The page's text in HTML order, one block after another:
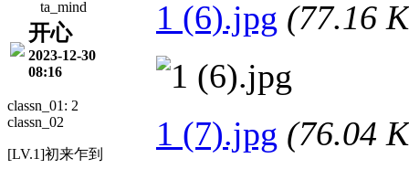
ta_mind
开心
2023-12-30
08:16
classn_01: 2
classn_02
[LV.1]初来乍到
1 (6).jpg (77.16
1 (7).jpg (76.04